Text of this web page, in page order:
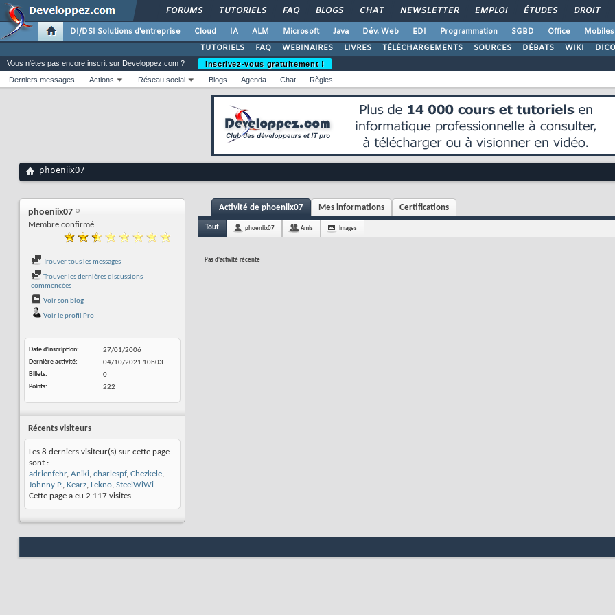
FORUMS TUTORIELS FAQ BLOGS CHAT NEWSLETTER EMPLOI ÉTUDES DROIT
DI/DSI Solutions d'entreprise Cloud IA ALM Microsoft Java Dév. Web EDI Programmation SGBD Office Mobiles
TUTORIELS
FAQ WEBINAIRES LIVRES TÉLÉCHARGEMENTS SOURCES DÉBATS WIKI DICO
Vous n'êtes pas encore inscrit sur Developpez.com ?
Inscrivez-vous gratuitement !
Derniers messages
Actions Réseau social Blogs Agenda Chat Règles
phoeniix07
phoeniix07
Membre confirmé
Trouver tous les messages
Trouver les dernières discussions
commencées
Voir son blog
Voir le profil Pro
Date d'inscription
27/01/2006
Dernière activité
04/10/2021 10h03
Billets
0
Points
222
Récents visiteurs
Les 8 derniers visiteur(s) sur cette page
sont :
adrienfehr, Aniki, charlespf, Chezkele,
Johnny P., Kearz, Lekno, SteelWiWi
Cette page a eu 2 117 visites
Activité de phoeniix07 Mes informations Certifications
Tout phoeniix07 Amis Images
Pas d'activité récente